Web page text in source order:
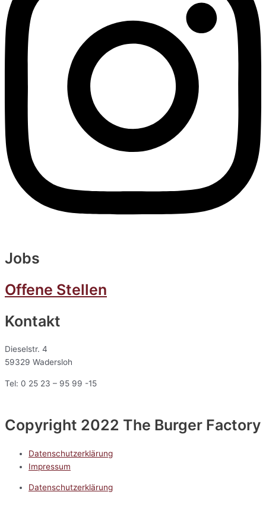
Jobs
Offene Stellen
Kontakt
Dieselstr. 4
59329 Wadersloh
Tel: 0 25 23 – 95 99 -15
Copyright 2022 The Burger Factory
Datenschutzerklärung
Impressum
Datenschutzerklärung